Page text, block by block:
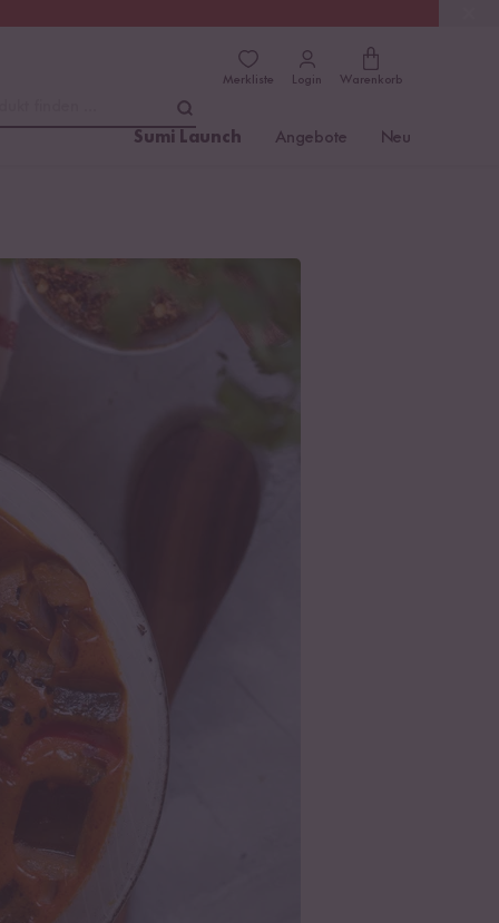
Merkliste Login Warenkorb
Sumi Launch Angebote Neu